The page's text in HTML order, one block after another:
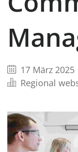
17 März 2025
Regional